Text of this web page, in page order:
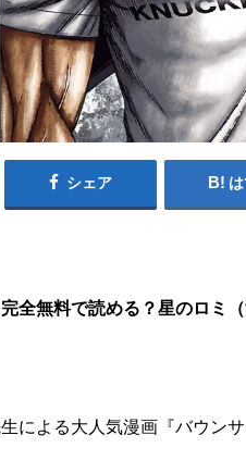
シェア
全無料で読める？星のロミ
生による大人気漫画『バウンサ